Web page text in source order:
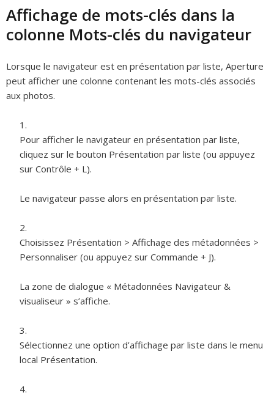
Affichage de mots-clés dans la
colonne Mots-clés du navigateur
Lorsque le navigateur est en présentation par liste, Aperture
peut afficher une colonne contenant les mots-clés associés
aux photos.
Pour afficher le navigateur en présentation par liste,
cliquez sur le bouton Présentation par liste (ou appuyez
sur Contrôle + L).
Le navigateur passe alors en présentation par liste.
Choisissez Présentation > Affichage des métadonnées >
Personnaliser (ou appuyez sur Commande + J).
La zone de dialogue « Métadonnées Navigateur &
visualiseur » s’affiche.
Sélectionnez une option d’affichage par liste dans le menu
local Présentation.